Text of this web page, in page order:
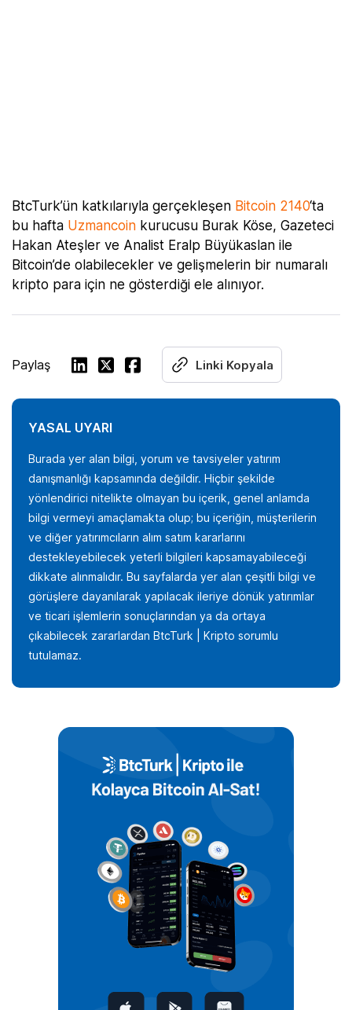
BtcTurk’ün katkılarıyla gerçekleşen Bitcoin 2140‘ta
bu hafta Uzmancoin kurucusu Burak Köse, Gazeteci
Hakan Ateşler ve Analist Eralp Büyükaslan ile
Bitcoin’de olabilecekler ve gelişmelerin bir numaralı
kripto para için ne gösterdiği ele alınıyor.
Paylaş Linki Kopyala
YASAL UYARI
Burada yer alan bilgi, yorum ve tavsiyeler yatırım
danışmanlığı kapsamında değildir. Hiçbir şekilde
yönlendirici nitelikte olmayan bu içerik, genel anlamda
bilgi vermeyi amaçlamakta olup; bu içeriğin, müşterilerin
ve diğer yatırımcıların alım satım kararlarını
destekleyebilecek yeterli bilgileri kapsamayabileceği
dikkate alınmalıdır. Bu sayfalarda yer alan çeşitli bilgi ve
görüşlere dayanılarak yapılacak ileriye dönük yatırımlar
ve ticari işlemlerin sonuçlarından ya da ortaya
çıkabilecek zararlardan BtcTurk | Kripto sorumlu
tutulamaz.